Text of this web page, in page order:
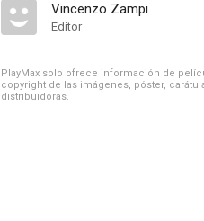
Vincenzo Zampi
Editor
PlayMax solo ofrece información de
copyright de las imágenes, póster,
distribuidoras.